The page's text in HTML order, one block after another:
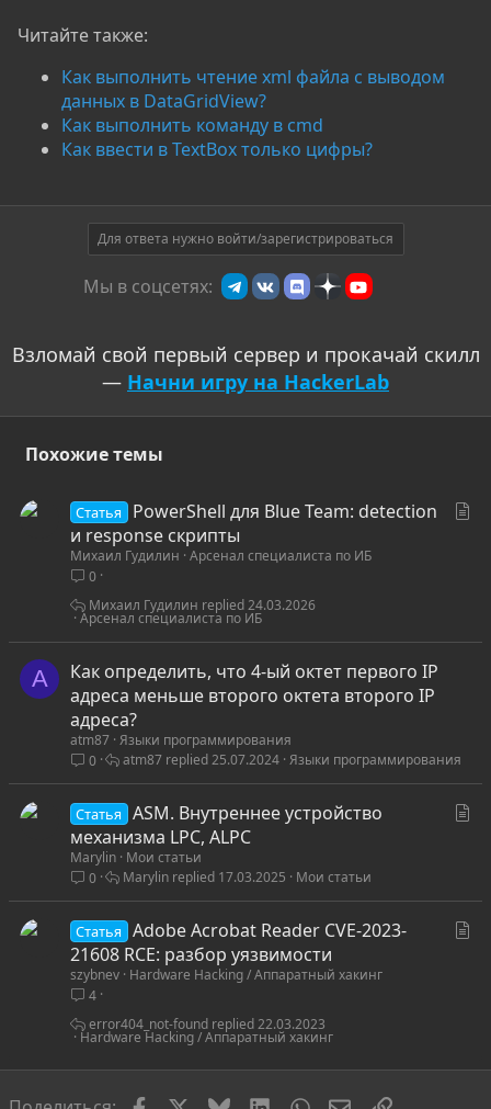
Читайте также:
Как выполнить чтение xml файла с выводом
данных в DataGridView?
Как выполнить команду в cmd
Как ввести в TextBox только цифры?
Для ответа нужно войти/зарегистрироваться
Мы в соцсетях:
Взломай свой первый сервер и прокачай скилл
— Начни игру на HackerLab
Похожие темы
Статья
PowerShell для Blue Team: detection
и response скрипты
Михаил Гудилин Арсенал специалиста по ИБ
0
Арсенал специалиста по ИБ
24.03.2026
Михаил Гудилин
A
Как определить, что 4-ый октет первого IP
адреса меньше второго октета второго IP
адреса?
atm87 Языки программирования
0
Языки программирования
25.07.2024
atm87
ь
Статья
ASM. Внутреннее устройство
механизма LPC, ALPC
Marylin Мои статьи
0
Мои статьи
17.03.2025
Marylin
Статья
Adobe Acrobat Reader CVE-2023-
21608 RCE: разбор уязвимости
szybnev Hardware Hacking / Аппаратный хакинг
4
Hardware Hacking / Аппаратный хакинг
22.03.2023
error404_not-found